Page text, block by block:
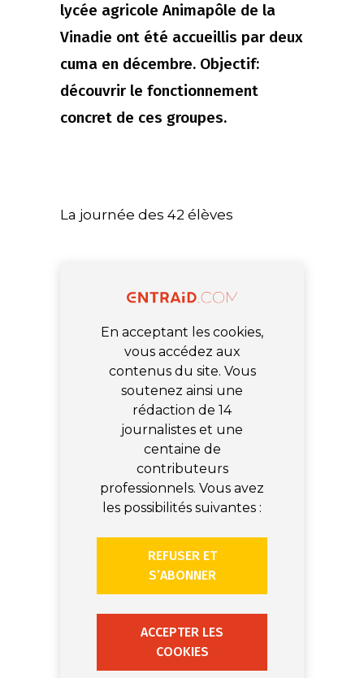
lycée agricole Animapôle de la
Vinadie ont été accueillis par deux
cuma en décembre. Objectif:
découvrir le fonctionnement
concret de ces groupes.
La journée des 42 élèves
En acceptant les cookies,
vous accédez aux
contenus du site. Vous
soutenez ainsi une
rédaction de 14
journalistes et une
centaine de
contributeurs
professionnels. Vous avez
les possibilités suivantes :
REFUSER ET
S’ABONNER
ACCEPTER LES
COOKIES